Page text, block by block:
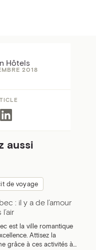
Hôtels
2018
aussi
de voyage
: il y a de l’amour
est la ville romantique
Attisez la
grâce à ces activités à